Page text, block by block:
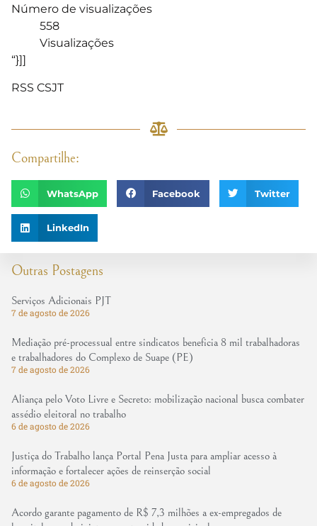
Outras Postagens
Serviços Adicionais PJT
7 de agosto de 2026
Mediação pré-processual entre sindicatos beneficia 8 mil trabalhadoras
e trabalhadores do Complexo de Suape (PE)
7 de agosto de 2026
Aliança pelo Voto Livre e Secreto: mobilização nacional busca combater
assédio eleitoral no trabalho
6 de agosto de 2026
Justiça do Trabalho lança Portal Pena Justa para ampliar acesso à
informação e fortalecer ações de reinserção social
6 de agosto de 2026
Acordo garante pagamento de R$ 7,3 milhões a ex-empregados de
Número de visualizações
558
Visualizações
“}]]
RSS CSJT
Compartilhe:
WhatsApp Facebook Twitter
LinkedIn